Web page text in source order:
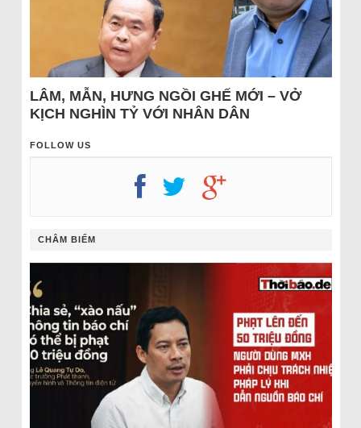
LÂM, MẪN, HƯNG NGỒI GHẾ MỚI – VỞ
KỊCH NGHÌN TỶ VỚI NHÂN DÂN
FOLLOW US
CHÂM BIẾM